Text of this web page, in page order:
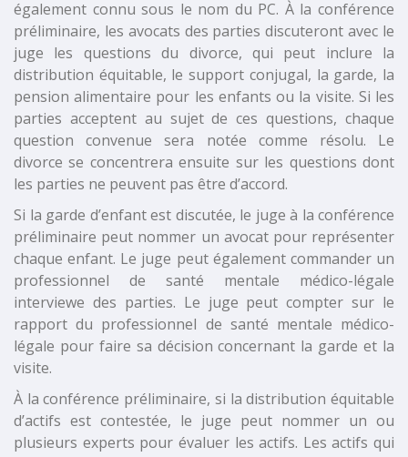
également connu sous le nom du PC. À la conférence
préliminaire, les avocats des parties discuteront avec le
juge les questions du divorce, qui peut inclure la
distribution équitable, le support conjugal, la garde, la
pension alimentaire pour les enfants ou la visite. Si les
parties acceptent au sujet de ces questions, chaque
question convenue sera notée comme résolu. Le
divorce se concentrera ensuite sur les questions dont
les parties ne peuvent pas être d’accord.
Si la garde d’enfant est discutée, le juge à la conférence
préliminaire peut nommer un avocat pour représenter
chaque enfant. Le juge peut également commander un
professionnel de santé mentale médico-légale
interviewe des parties. Le juge peut compter sur le
rapport du professionnel de santé mentale médico-
légale pour faire sa décision concernant la garde et la
visite.
À la conférence préliminaire, si la distribution équitable
d’actifs est contestée, le juge peut nommer un ou
plusieurs experts pour évaluer les actifs. Les actifs qui